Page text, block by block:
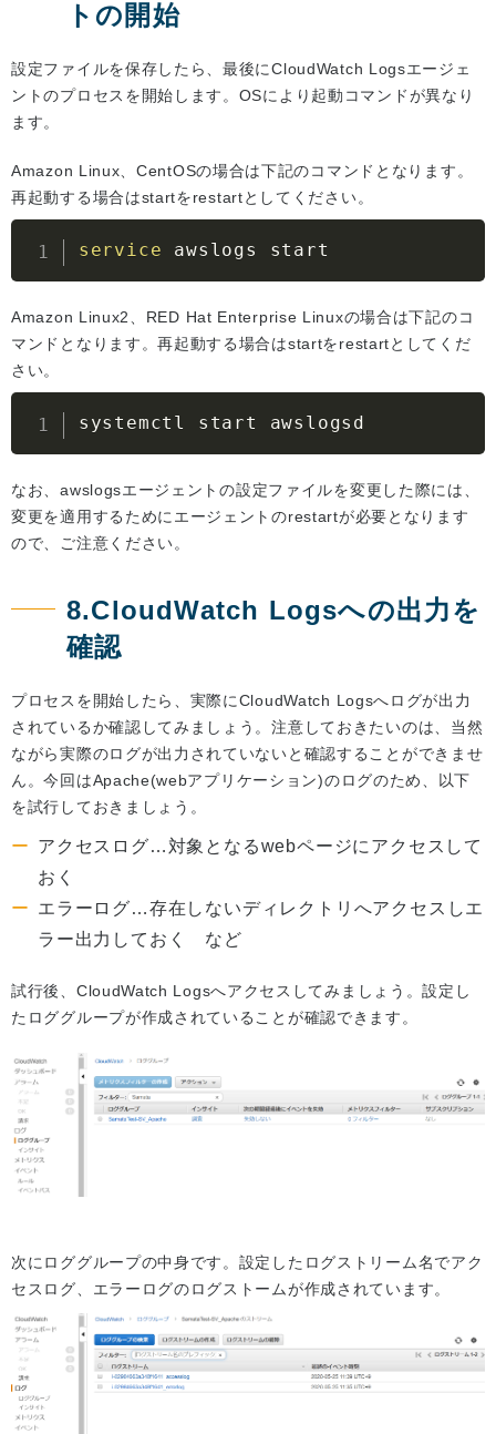
トの開始
設定ファイルを保存したら、最後にCloudWatch Logsエージェ
ントのプロセスを開始します。OSにより起動コマンドが異なり
ます。
Amazon Linux、CentOSの場合は下記のコマンドとなります。
再起動する場合はstartをrestartとしてください。
service awslogs start
Amazon Linux2、RED Hat Enterprise Linuxの場合は下記のコ
マンドとなります。再起動する場合はstartをrestartとしてくだ
さい。
systemctl start awslogsd
なお、awslogsエージェントの設定ファイルを変更した際には、
変更を適用するためにエージェントのrestartが必要となります
ので、ご注意ください。
8.CloudWatch Logsへの出力を
確認
プロセスを開始したら、実際にCloudWatch Logsへログが出力
されているか確認してみましょう。注意しておきたいのは、当然
ながら実際のログが出力されていないと確認することができませ
ん。今回はApache(webアプリケーション)のログのため、以下
を試行しておきましょう。
アクセスログ…対象となるwebページにアクセスして
おく
エラーログ…存在しないディレクトリへアクセスしエ
ラー出力しておく など
試行後、CloudWatch Logsへアクセスしてみましょう。設定し
たロググループが作成されていることが確認できます。
次にロググループの中身です。設定したログストリーム名でアク
セスログ、エラーログのログストームが作成されています。